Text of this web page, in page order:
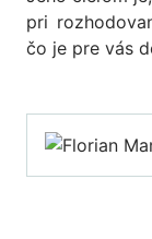
pri
čo je pre vás